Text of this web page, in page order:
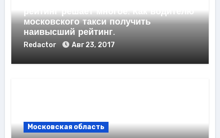
рейтинг решает многое. Как водителю
московского такси получить
наивысший рейтинг.
Redactor Авг 23, 2017
Московская область